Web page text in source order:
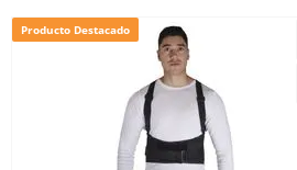
Producto Destacado